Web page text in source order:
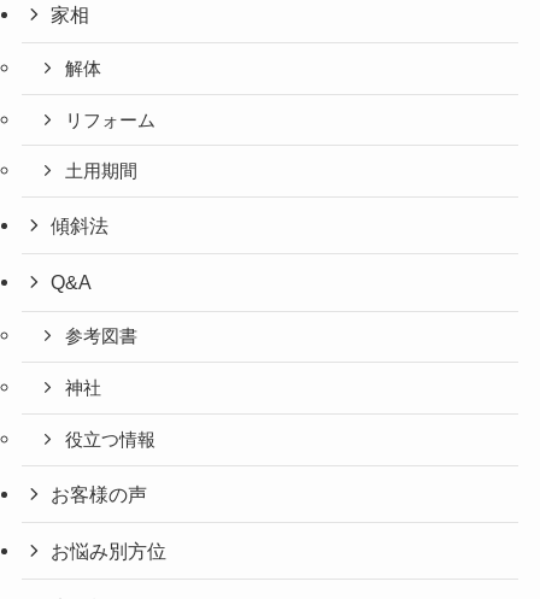
家相
解体
リフォーム
土用期間
傾斜法
Q&A
参考図書
神社
役立つ情報
お客様の声
お悩み別方位